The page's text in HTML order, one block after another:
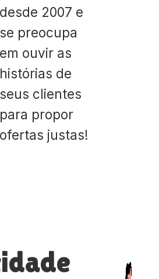
desde 2007 e
se preocupa
em ouvir as
histórias de
seus clientes
para propor
ofertas justas!